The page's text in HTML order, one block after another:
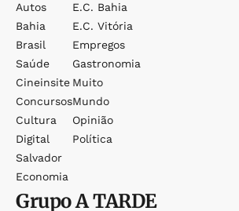
Autos
Bahia
Brasil
Saúde
Cineinsite
Concursos
Cultura
Digital
Salvador
Economia
E.c. Bahia
E.c. Vitória
Empregos
Gastronomia
Muito
Mundo
Opinião
Política
GrupoA TARDE